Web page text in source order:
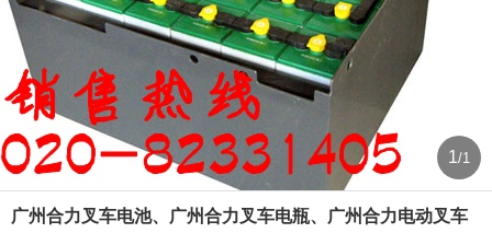
1/1
广州合力叉车电池、广州合力叉车电瓶、广州合力电动叉车